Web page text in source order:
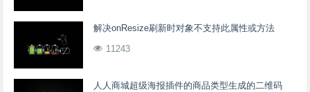
解决onResize刷新时对象不支持此属性或方法
11243
人人商城超级海报插件的商品类型生成的二维码